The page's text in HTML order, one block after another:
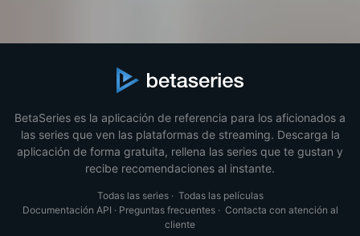
BetaSeries es la aplicación de referencia para los aficionados a
las series que ven las plataformas de streaming. Descarga la
aplicación de forma gratuita, rellena las series que te gustan y
recibe recomendaciones al instante.
Todas las series· Todas las películas
Documentación API · Preguntas frecuentes· Contacta con atención al
cliente